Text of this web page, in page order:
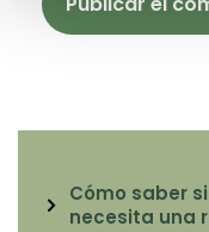
Cómo saber
necesita una